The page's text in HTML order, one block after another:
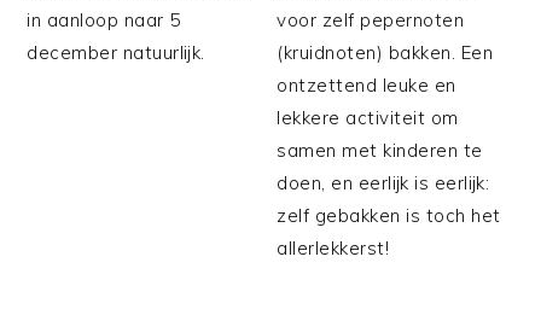
in aanloop naar 5
december natuurlijk.
voor zelf pepernoten
(kruidnoten) bakken. Een
ontzettend leuke en
lekkere activiteit om
samen met kinderen te
doen, en eerlijk is eerlijk:
zelf gebakken is toch het
allerlekkerst!